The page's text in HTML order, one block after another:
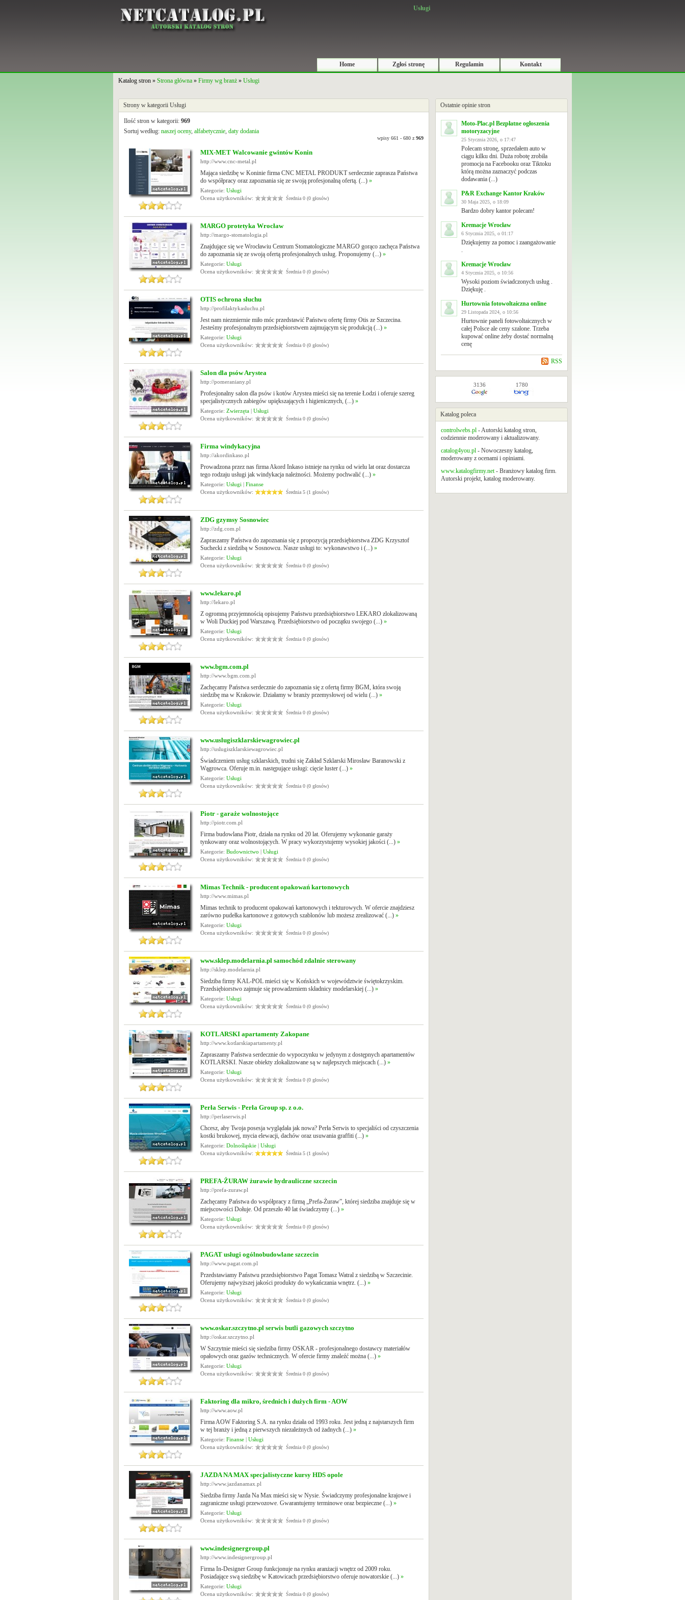
Usługi
Home Zgłoś stronę Regulamin Kontakt
Katalog stron » Strona główna » Firmy wg branż » Usługi
Strony w kategorii Usługi
Ilość stron w kategorii: 969
Sortuj według: naszej oceny, alfabetycznie, daty dodania
wpisy 661 - 680 z 969
MIX-MET Walcowanie gwintów Konin
http://www.cnc-metal.pl
Mająca siedzibę w Koninie firma CNC METAL PRODUKT serdecznie zaprasza Państwa
do współpracy oraz zapoznania się ze swoją profesjonalną ofertą. (...) »
Kategorie: Usługi
Ocena użytkowników:
Średnia 0 (0 głosów)
MARGO protetyka Wrocław
http://margo-stomatologia.pl
Znajdujące się we Wrocławiu Centrum Stomatologiczne MARGO gorąco zachęca Państwa
do zapoznania się ze swoją ofertą profesjonalnych usług. Proponujemy (...) »
Kategorie: Usługi
Ocena użytkowników:
Średnia 0 (0 głosów)
OTIS ochrona słuchu
http://profilaktykasluchu.pl
Jest nam niezmiernie miło móc przedstawić Państwu ofertę firmy Otis ze Szczecina.
Jesteśmy profesjonalnym przedsiębiorstwem zajmującym się produkcją (...) »
Kategorie: Usługi
Ocena użytkowników:
Średnia 0 (0 głosów)
Salon dla psów Arystea
http://pomeraniany.pl
Profesjonalny salon dla psów i kotów Arystea mieści się na terenie Łodzi i oferuje szereg
specjalistycznych zabiegów upiększających i higienicznych, (...) »
Kategorie: Zwierzęta | Usługi
Ocena użytkowników:
Średnia 0 (0 głosów)
Firma windykacyjna
http://akordinkaso.pl
Prowadzona przez nas firma Akord Inkaso istnieje na rynku od wielu lat oraz dostarcza
tego rodzaju usługi jak windykacja należności. Możemy pochwalić (...) »
Kategorie: Usługi | Finanse
Ocena użytkowników:
Średnia 5 (1 głosów)
ZDG gzymsy Sosnowiec
http://zdg.com.pl
Zapraszamy Państwa do zapoznania się z propozycją przedsiębiorstwa ZDG Krzysztof
Suchecki z siedzibą w Sosnowcu. Nasze usługi to: wykonawstwo i (...) »
Kategorie: Usługi
Ocena użytkowników:
Średnia 0 (0 głosów)
www.lekaro.pl
http://lekaro.pl
Z ogromną przyjemnością opisujemy Państwu przedsiębiorstwo LEKARO zlokalizowaną
w Woli Duckiej pod Warszawą. Przedsiębiorstwo od początku swojego (...) »
Kategorie: Usługi
Ocena użytkowników:
Średnia 0 (0 głosów)
www.bgm.com.pl
http://www.bgm.com.pl
Zachęcamy Państwa serdecznie do zapoznania się z ofertą firmy BGM, która swoją
siedzibę ma w Krakowie. Działamy w branży przemysłowej od wielu (...) »
Kategorie: Usługi
Ocena użytkowników:
Średnia 0 (0 głosów)
www.uslugiszklarskiewagrowiec.pl
http://uslugiszklarskiewagrowiec.pl
Świadczeniem usług szklarskich, trudni się Zakład Szklarski Mirosław Baranowski z
Wągrowca. Oferuje m.in. następujące usługi: cięcie luster (...) »
Kategorie: Usługi
Ocena użytkowników:
Średnia 0 (0 głosów)
Piotr - garaże wolnostojące
http://piotr.com.pl
Firma budowlana Piotr, działa na rynku od 20 lat. Oferujemy wykonanie garaży
tynkowany oraz wolnostojących. W pracy wykorzystujemy wysokiej jakości (...) »
Kategorie: Budownictwo | Usługi
Ocena użytkowników:
Średnia 0 (0 głosów)
Mimas Technik - producent opakowań kartonowych
http://www.mimas.pl
Mimas technik to producent opakowań kartonowych i tekturowych. W ofercie znajdziesz
zarówno pudełka kartonowe z gotowych szablonów lub możesz zrealizować (...) »
Kategorie: Usługi
Ocena użytkowników:
Średnia 0 (0 głosów)
www.sklep.modelarnia.pl samochód zdalnie sterowany
http://sklep.modelarnia.pl
Siedziba firmy KAL-POL mieści się w Końskich w województwie świętokrzyskim.
Przedsiębiorstwo zajmuje się prowadzeniem składnicy modelarskiej (...) »
Kategorie: Usługi
Ocena użytkowników:
Średnia 0 (0 głosów)
KOTLARSKI apartamenty Zakopane
http://www.kotlarskiapartamenty.pl
Zapraszamy Państwa serdecznie do wypoczynku w jedynym z dostępnych apartamentów
KOTLARSKI. Nasze obiekty zlokalizowane są w najlepszych miejscach (...) »
Kategorie: Usługi
Ocena użytkowników:
Średnia 0 (0 głosów)
Perła Serwis - Perła Group sp. z o.o.
http://perlaserwis.pl
Chcesz, aby Twoja posesja wyglądała jak nowa? Perła Serwis to specjaliści od czyszczenia
kostki brukowej, mycia elewacji, dachów oraz usuwania graffiti (...) »
Kategorie: Dolnośląskie | Usługi
Ocena użytkowników:
Średnia 5 (1 głosów)
PREFA-ŻURAW żurawie hydrauliczne szczecin
http://prefa-zuraw.pl
Zachęcamy Państwa do współpracy z firmą „Prefa-Żuraw”, której siedziba znajduje się w
miejscowości Dołuje. Od przeszło 40 lat świadczymy (...) »
Kategorie: Usługi
Ocena użytkowników:
Średnia 0 (0 głosów)
PAGAT usługi ogólnobudowlane szczecin
http://www.pagat.com.pl
Przedstawiamy Państwu przedsiębiorstwo Pagat Tomasz Watral z siedzibą w Szczecinie.
Oferujemy najwyższej jakości produkty do wykańczania wnętrz. (...) »
Kategorie: Usługi
Ocena użytkowników:
Średnia 0 (0 głosów)
www.oskar.szczytno.pl serwis butli gazowych szczytno
http://oskar.szczytno.pl
W Szczytnie mieści się siedziba firmy OSKAR - profesjonalnego dostawcy materiałów
opałowych oraz gazów technicznych. W ofercie firmy znaleźć można (...) »
Kategorie: Usługi
Ocena użytkowników:
Średnia 0 (0 głosów)
Faktoring dla mikro, średnich i dużych firm - AOW
http://www.aow.pl
Firma AOW Faktoring S.A. na rynku działa od 1993 roku. Jest jedną z najstarszych firm
w tej branży i jedną z pierwszych niezależnych od żadnych (...) »
Kategorie: Finanse | Usługi
Ocena użytkowników:
Średnia 0 (0 głosów)
JAZDA NA MAX specjalistyczne kursy HDS opole
http://www.jazdanamax.pl
Siedziba firmy Jazda Na Max mieści się w Nysie. Świadczymy profesjonalne krajowe i
zagraniczne usługi przewozowe. Gwarantujemy terminowe oraz bezpieczne (...) »
Kategorie: Usługi
Ocena użytkowników:
Średnia 0 (0 głosów)
www.indesignergroup.pl
http://www.indesignergroup.pl
Firma In-Designer Group funkcjonuje na rynku aranżacji wnętrz od 2009 roku.
Posiadające swą siedzibę w Katowicach przedsiębiorstwo oferuje nowatorskie (...) »
Kategorie: Usługi
Ocena użytkowników:
Średnia 0 (0 głosów)
Ostatnie opinie stron
Moto-Plac.pl Bezpłatne ogłoszenia
motoryzacyjne
25 Stycznia 2026, o 17:47
Polecam stronę, sprzedałem auto w
ciągu kilku dni. Duża robotę zrobiła
promocja na Facebooku oraz Tiktoku
którą można zaznaczyć podczas
dodawania (...)
P&R Exchange Kantor Kraków
30 Maja 2025, o 18:09
Bardzo dobry kantor polecam!
Kremacje Wrocław
6 Stycznia 2025, o 01:17
Dziękujemy za pomoc i zaangażowanie
.
Kremacje Wrocław
4 Stycznia 2025, o 10:56
Wysoki poziom świadczonych usług .
Dziękuję .
Hurtownia fotowoltaiczna online
29 Listopada 2024, o 10:56
Hurtownie paneli fotowoltaicznych w
całej Polsce ale ceny szalone. Trzeba
kupować online żeby dostać normalną
cenę
RSS
3136 1780
Katalog poleca
controlwebs.pl - Autorski katalog stron,
codziennie moderowany i aktualizowany.
catalog4you.pl - Nowoczesny katalog,
moderowany z ocenami i opiniami.
www.katalogfirmy.net- Branżowy katalog firm.
Autorski projekt, katalog moderowany.